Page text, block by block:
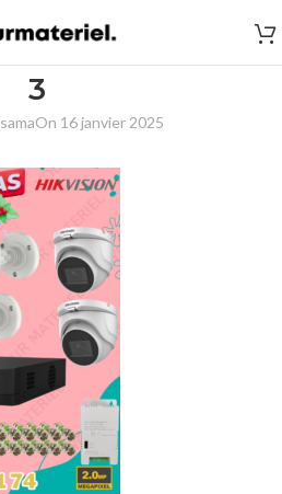
3
On 16 janvier 2025